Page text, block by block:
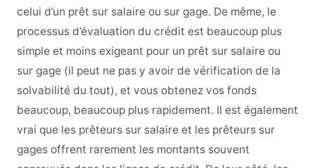
celui d’un prêt sur salaire ou sur gage. De même, le
processus d’évaluation du crédit est beaucoup plus
simple et moins exigeant pour un prêt sur salaire ou
sur gage (il peut ne pas y avoir de vérification de la
solvabilité du tout), et vous obtenez vos fonds
beaucoup, beaucoup plus rapidement. Il est également
vrai que les prêteurs sur salaire et les prêteurs sur
gages offrent rarement les montants souvent